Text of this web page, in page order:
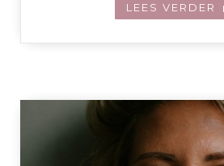
LEES VERDER